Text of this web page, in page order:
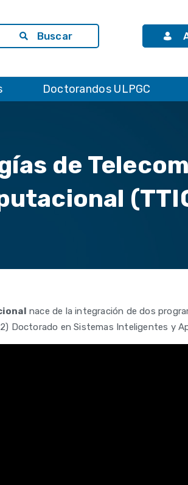
Buscar
Doctorandos ULPGC
de
nace de la integración de dos
Doctorado en Sistemas Inteligentes y